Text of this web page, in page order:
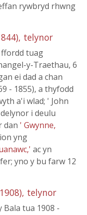
rywbryd rhwng
telynor
ffordd tuag
y-Traethau, 6
ei dad a chan
- 1855), a thyfodd
a'i wlad; ' John
i deulu
dan ' Gwynne,
yng
ac yn
yno y bu farw 12
telynor
Bala tua 1908 -